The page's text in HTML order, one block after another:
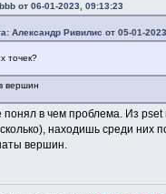
от 06-01-2023, 09:13:23
Александр Ривилис от 05-01-
точек?
вершин
понял в чем проблема. Из
находишь среди них
вершин.